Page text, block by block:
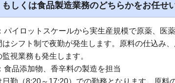
しくは食品製造業務のどちらかをお任せ
パイロットスケールから実生産規模で原薬、医
シフト制で夜勤が発生します。原料の仕込み
視業務も発生します。
食品添加物、香辛料の製造を担当
勤（8:20～17:20）での勤務となります。原料